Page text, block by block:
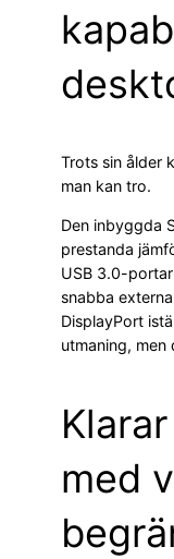
Trots sin ålder
man kan tro.
Den inbyggda
prestanda
USB 3.0-
snabba
DisplayPort
utmaning, men
med